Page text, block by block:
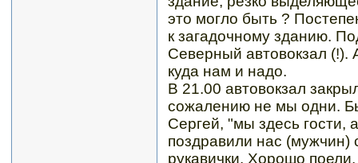
это могло быть ?
к загадочному зданию.
Северный автовокзал
куда нам и надо.
В 21.00 автовокзал
сожалению не мы одни.
Сергей, "мы здесь
поздравили нас (мужчин)
рукавички. Хорошо